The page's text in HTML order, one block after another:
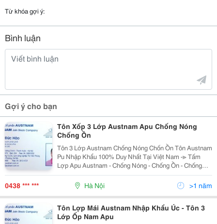
Từ khóa gợi ý:
Bình luận
Gợi ý cho bạn
Tôn Xốp 3 Lớp Austnam Apu Chống Nóng
Chống Ồn
Tôn 3 Lớp Austnam Chống Nóng Chốn Ồn Tôn Austnam
Pu Nhập Khẩu 100% Duy Nhất Tại Việt Nam -≫ Tấm
Lợp Apu Austnam - Chống Nóng - Chống Ồn - Chống
Lửa - Cách Âm Cách Nhiệt -≫ Hiệu Quả - Tiết Kiệm Thời
Gian Thi Công - Tiết Kiệm Chi Chí - T
0438 *** *** Hà Nội >1 năm
Tôn Lợp Mái Austnam Nhập Khẩu Úc - Tôn 3
Lớp Ốp Nam Apu